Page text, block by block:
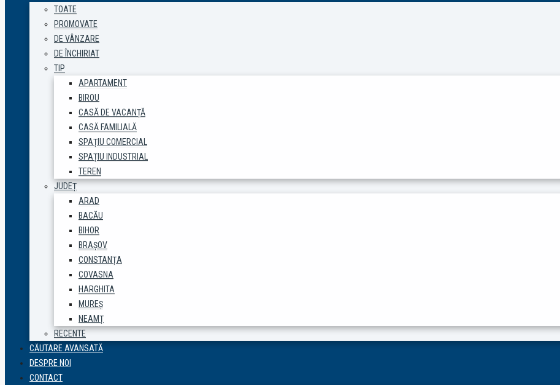
TOATE
PROMOVATE
DE VÂNZARE
DE ÎNCHIRIAT
TIP
APARTAMENT
BIROU
CASĂ DE VACANȚĂ
CASĂ FAMILIALĂ
SPAȚIU COMERCIAL
SPAȚIU INDUSTRIAL
TEREN
JUDEȚ
ARAD
BACĂU
BIHOR
BRAȘOV
CONSTANȚA
COVASNA
HARGHITA
MUREȘ
NEAMȚ
RECENTE
CĂUTARE AVANSATĂ
DESPRE NOI
CONTACT